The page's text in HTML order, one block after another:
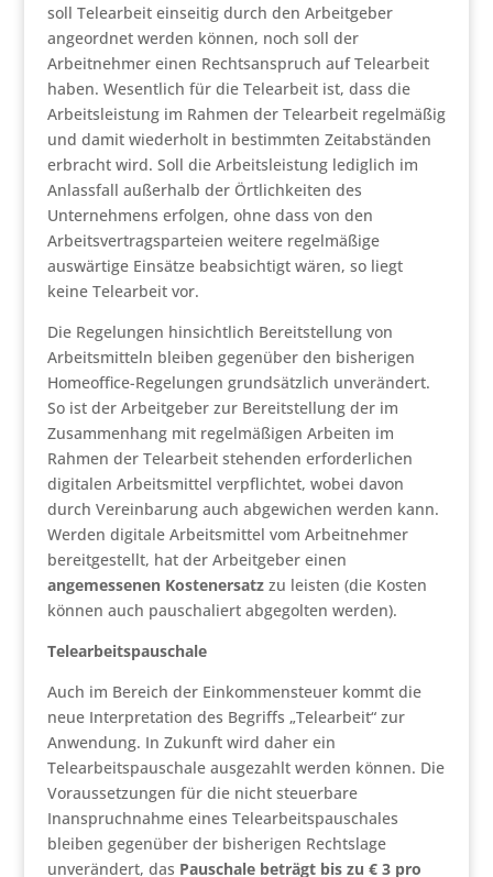
soll Telearbeit einseitig durch den Arbeitgeber
angeordnet werden können, noch soll der
Arbeitnehmer einen Rechtsanspruch auf Telearbeit
haben. Wesentlich für die Telearbeit ist, dass die
Arbeitsleistung im Rahmen der Telearbeit regelmäßig
und damit wiederholt in bestimmten Zeitabständen
erbracht wird. Soll die Arbeitsleistung lediglich im
Anlassfall außerhalb der Örtlichkeiten des
Unternehmens erfolgen, ohne dass von den
Arbeitsvertragsparteien weitere regelmäßige
auswärtige Einsätze beabsichtigt wären, so liegt
keine Telearbeit vor.
Die Regelungen hinsichtlich Bereitstellung von
Arbeitsmitteln bleiben gegenüber den bisherigen
Homeoffice-Regelungen grundsätzlich unverändert.
So ist der Arbeitgeber zur Bereitstellung der im
Zusammenhang mit regelmäßigen Arbeiten im
Rahmen der Telearbeit stehenden erforderlichen
digitalen Arbeitsmittel verpflichtet, wobei davon
durch Vereinbarung auch abgewichen werden kann.
Werden digitale Arbeitsmittel vom Arbeitnehmer
bereitgestellt, hat der Arbeitgeber einen
angemessenen Kostenersatzzu leisten (die Kosten
können auch pauschaliert abgegolten werden).
Telearbeitspauschale
Auch im Bereich der Einkommensteuer kommt die
neue Interpretation des Begriffs „Telearbeit“ zur
Anwendung. In Zukunft wird daher ein
Telearbeitspauschale ausgezahlt werden können. Die
Voraussetzungen für die nicht steuerbare
Inanspruchnahme eines Telearbeitspauschales
bleiben gegenüber der bisherigen Rechtslage
unverändert, das Pauschale beträgt bis zu € 3 pro